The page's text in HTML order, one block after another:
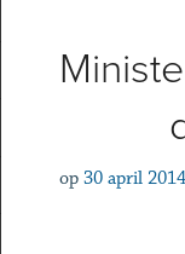
op 30 april